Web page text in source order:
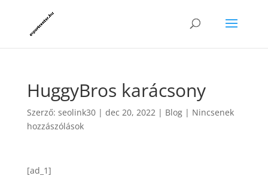
HuggyBros karácsony
Szerző: seolink30| dec 20, 2022| Blog| Nincsenek
hozzászólások
[ad_1]